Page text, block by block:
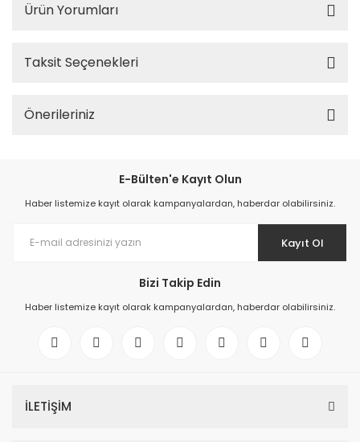
Ürün Yorumları
Taksit Seçenekleri
Önerileriniz
E-Bülten'e Kayıt Olun
Haber listemize kayıt olarak kampanyalardan, haberdar olabilirsiniz.
Kayıt Ol
Bizi Takip Edin
Haber listemize kayıt olarak kampanyalardan, haberdar olabilirsiniz.
İLETİŞİM